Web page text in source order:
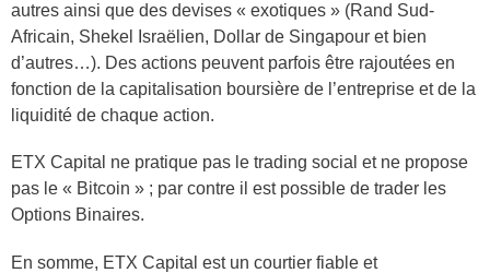
autres ainsi que des devises « exotiques » (Rand Sud-
Africain, Shekel Israëlien, Dollar de Singapour et bien
d’autres…). Des actions peuvent parfois être rajoutées en
fonction de la capitalisation boursière de l’entreprise et de la
liquidité de chaque action.
ETX Capital ne pratique pas le trading social et ne propose
pas le « Bitcoin » ; par contre il est possible de trader les
Options Binaires.
En somme, ETX Capital est un courtier fiable et